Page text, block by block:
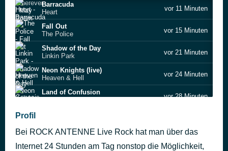
Barracuda
Heart
vor 11 Minuten
Fall Out
The Police
vor 15 Minuten
Shadow of the Day
Linkin Park
vor 21 Minuten
Neon Knights (live)
Heaven & Hell
vor 24 Minuten
Land of Confusion
vor 28 Minuten
See the Light (live)
The Jeff Healey Band
Profil
Bei ROCK ANTENNE Live Rock hat man über das
Internet 24 Stunden am Tag nonstop die Möglichkeit,